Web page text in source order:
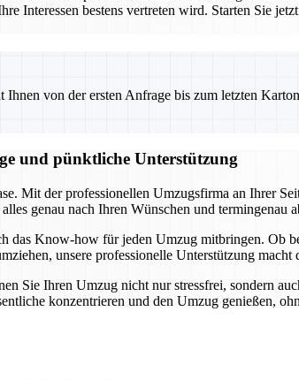
Interessen bestens vertreten wird. Starten Sie
von der ersten Anfrage bis zum letzten
und pünktliche Unterstützung
Mit der professionellen Umzugsfirma an Ihrer
genau nach Ihren Wünschen und termingenau
das Know-how für jeden Umzug mitbringen. Ob
unsere professionelle Unterstützung macht
Sie Ihren Umzug nicht nur stressfrei, sondern
konzentrieren und den Umzug genießen,